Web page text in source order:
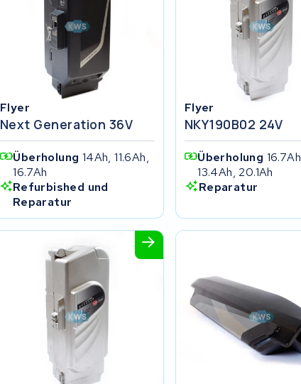
Flyer
Next Generation 36V
Überholung 14Ah, 11.6Ah,
16.7Ah
Refurbished und
Reparatur
Flyer
NKY190B02 24V
Überholung
13.4Ah, 20.1Ah
Reparatur